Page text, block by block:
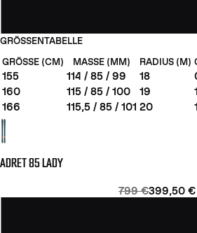
GRÖSSENTABELLE
GRÖSSE (CM)
MASSE (MM) RADIUS (M)
155 114 / 85 / 99 18
160
115 / 85 / 100 19
166
115,5 / 85 / 101 20
ADRET 85 LADY
799 €399,50 €